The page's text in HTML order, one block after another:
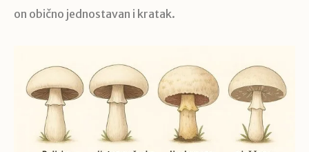
on obično jednostavan i kratak.